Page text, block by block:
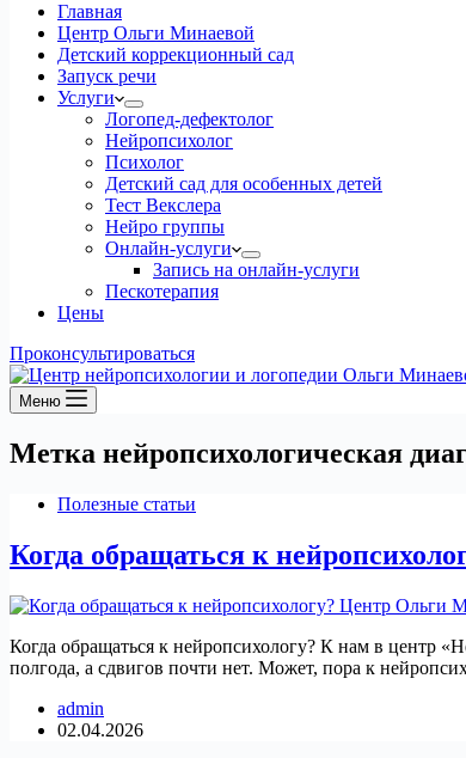
Главная
Центр Ольги Минаевой
Детский коррекционный сад
Запуск речи
Услуги
Логопед-дефектолог
Нейропсихолог
Психолог
Детский сад для особенных детей
Тест Векслера
Нейро группы
Онлайн-услуги
Запись на онлайн-услуги
Пескотерапия
Цены
Проконсультироваться
Меню
Метка нейропсихологическая
Полезные статьи
Когда обращаться к
Когда обращаться к нейропсихологу? К нам в центр
полгода, а сдвигов почти нет. Может, пора к
admin
02.04.2026